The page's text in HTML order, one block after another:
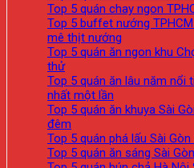
Top 5 quán chay ngon
Top 5 buffet nướng
mê thịt nướng
Top 5 quán ăn ngon khu
thử
Top 5 quán ăn lâu năm nổi
nhất một lần
Top 5 quán ăn khuya Sài
đêm
Top 5 quán phá lấu Sài
Top 5 quán ăn sáng Sài